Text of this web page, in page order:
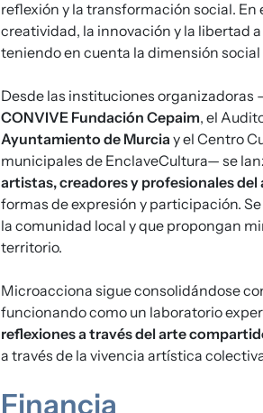
reflexión y la transformación social. En
creatividad, la innovación y la libertad
teniendo en cuenta la dimensión
Desde las instituciones organizadoras
CONVIVE Fundación Cepaim, el
Ayuntamiento de Murcia y el Centro
municipales de EnclaveCultura— se
artistas, creadores y profesionales del
formas de expresión y participación.
la comunidad local y que propongan
territorio.
Microacciona sigue consolidándose
funcionando como un laboratorio
reflexiones a través del arte
a través de la vivencia artística
Financia